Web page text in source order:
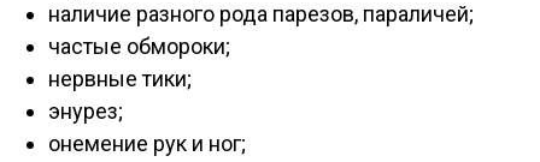
наличие разного рода парезов, параличей;
частые обмороки;
нервные тики;
энурез;
онемение рук и ног;